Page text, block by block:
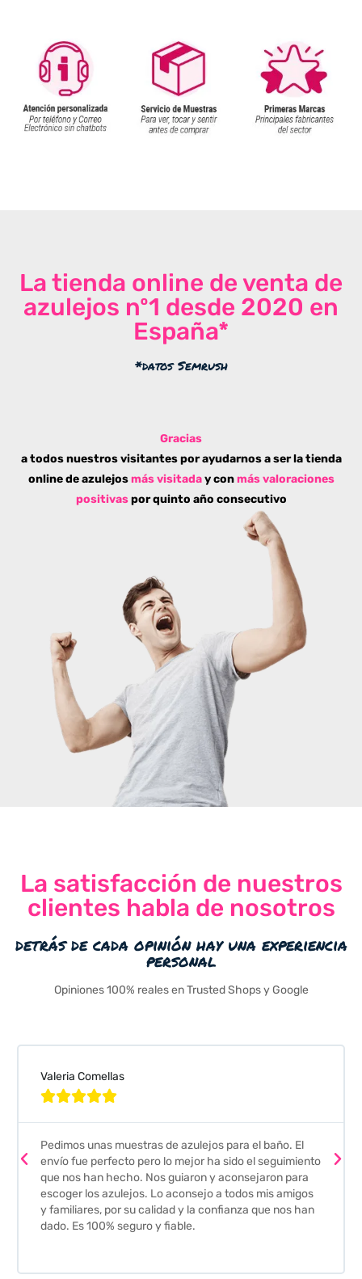
La tienda online de venta de
azulejos nº1 desde 2020 en
España*
*datos Semrush
Gracias
a todos nuestros visitantes por ayudarnos a ser la tienda
online de azulejos más visitaday conmás valoraciones
positivaspor quinto año consecutivo
La satisfacción de nuestros
clientes habla de nosotros
detrás de cada opinión hay una experiencia
personal
Opiniones 100% reales en Trusted Shops y Google
Valeria Comellas

Pedimos unas muestras de azulejos para el baño. El
envío fue perfecto pero lo mejor ha sido el seguimiento
que nos han hecho. Nos guiaron y aconsejaron para
escoger los azulejos. Lo aconsejo a todos mis amigos
y familiares, por su calidad y la confianza que nos han
dado. Es 100% seguro y fiable.